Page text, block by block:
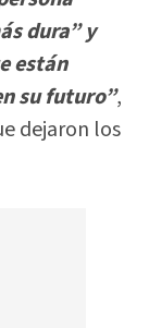
dura” y
están
su futuro”,
dejaron los